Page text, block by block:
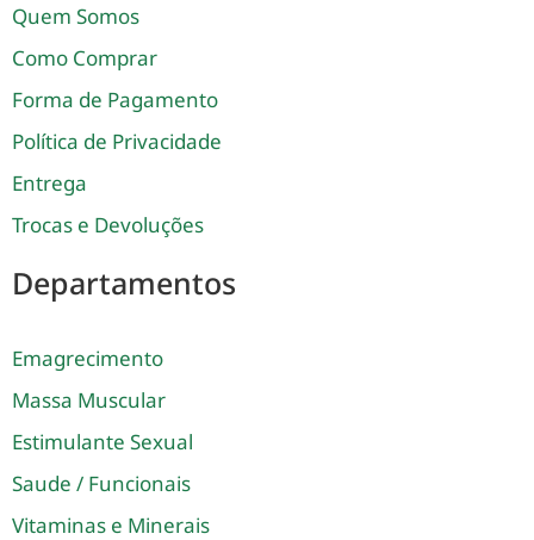
Quem Somos
Como Comprar
Forma de Pagamento
Política de Privacidade
Entrega
Trocas e Devoluções
Departamentos
Emagrecimento
Massa Muscular
Estimulante Sexual
Saude / Funcionais
Vitaminas e Minerais